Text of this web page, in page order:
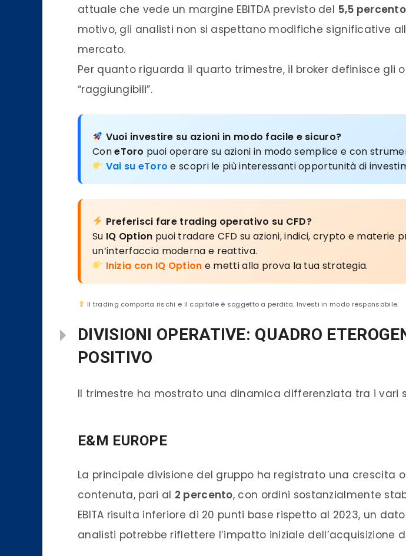
attuale che vede un margine EBITDA previsto del 5,5 percento
motivo, gli analisti non si aspettano modifiche significative
mercato.
Per quanto riguarda il quarto trimestre, il broker definisce gli
“raggiungibili”.
Vuoi investire su azioni in modo facile e sicuro?
ConeToro puoi operare su azioni in modo semplice e con
Vai su eToro e scopri le più interessanti opportunità di
Preferisci fare trading operativo su CFD?
Su IQ Option puoi tradare CFD su azioni, indici, crypto e materie
un’interfaccia moderna e reattiva.
Inizia con IQ Option e metti alla prova la tua strategia.
Il trading comporta rischi e il capitale è soggetto a perdita. Investi in modo responsabile.
DIVISIONI OPERATIVE: QUADRO
POSITIVO
Il trimestre ha mostrato una dinamica differenziata tra i vari
E&M EUROPE
La principale divisione del gruppo ha registrato una crescita
contenuta, pari al 2 percento, con ordini sostanzialmente
EBITA risulta inferiore di 20 punti base rispetto al 2023, un
analisti potrebbe riflettere l’impatto iniziale dell’acquisizione